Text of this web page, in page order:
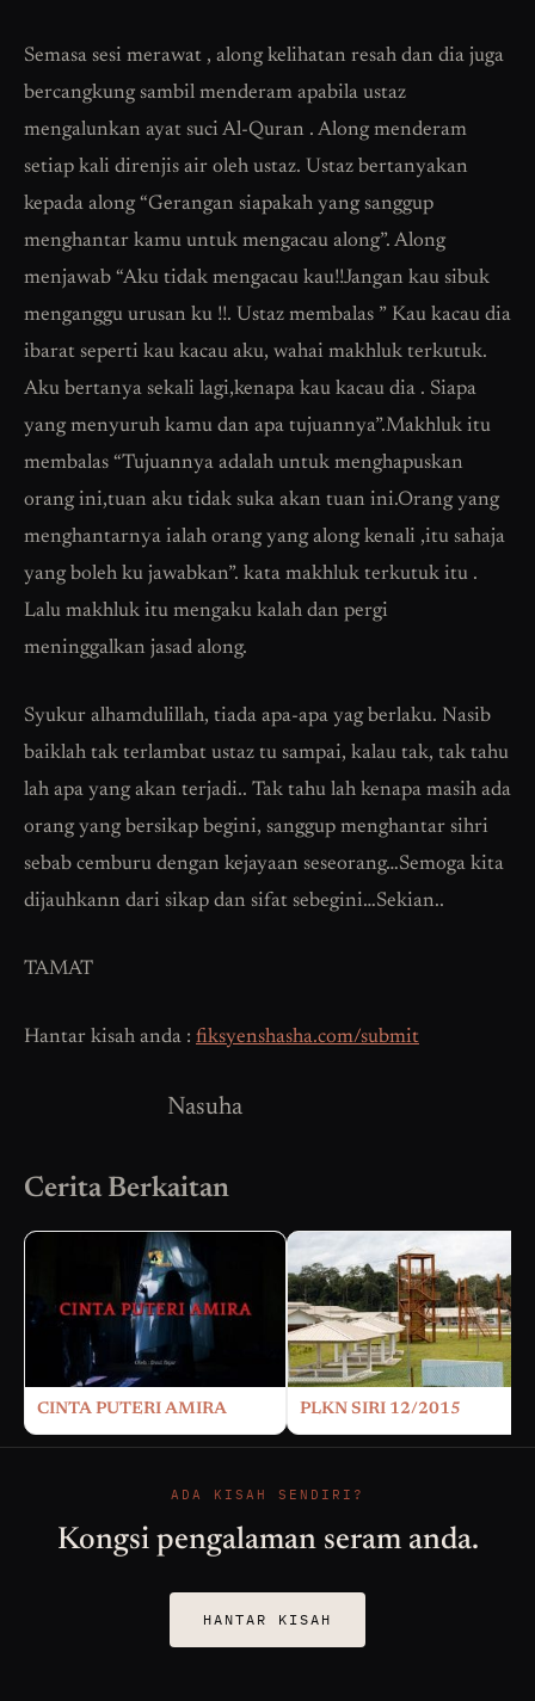
Semasa sesi merawat , along kelihatan resah dan dia juga
bercangkung sambil menderam apabila ustaz
mengalunkan ayat suci Al-Quran . Along menderam
setiap kali direnjis air oleh ustaz. Ustaz bertanyakan
kepada along “Gerangan siapakah yang sanggup
menghantar kamu untuk mengacau along”. Along
menjawab “Aku tidak mengacau kau!!Jangan kau sibuk
menganggu urusan ku !!. Ustaz membalas ” Kau kacau dia
ibarat seperti kau kacau aku, wahai makhluk terkutuk.
Aku bertanya sekali lagi,kenapa kau kacau dia . Siapa
yang menyuruh kamu dan apa tujuannya”.Makhluk itu
membalas “Tujuannya adalah untuk menghapuskan
orang ini,tuan aku tidak suka akan tuan ini.Orang yang
menghantarnya ialah orang yang along kenali ,itu sahaja
yang boleh ku jawabkan”. kata makhluk terkutuk itu .
Lalu makhluk itu mengaku kalah dan pergi
meninggalkan jasad along.
Syukur alhamdulillah, tiada apa-apa yag berlaku. Nasib
baiklah tak terlambat ustaz tu sampai, kalau tak, tak tahu
lah apa yang akan terjadi.. Tak tahu lah kenapa masih ada
orang yang bersikap begini, sanggup menghantar sihri
sebab cemburu dengan kejayaan seseorang…Semoga kita
dijauhkann dari sikap dan sifat sebegini…Sekian..
TAMAT
Hantar kisah anda : fiksyenshasha.com/submit
Nasuha
Cerita Berkaitan
CINTA PUTERI AMIRA PLKN SIRI 12/2015
ADA KISAH SENDIRI?
Kongsi pengalaman seram anda.
HANTAR KISAH